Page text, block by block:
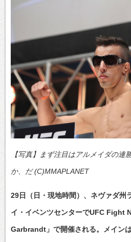
【写真】まず注目はアルメイダの連
か、だ (C)MMAPLANET
29日（日・現地時間）、ネヴァダ州
イ・イベンツセンターでUFC Fight
Garbrandt」で開催される。メイン